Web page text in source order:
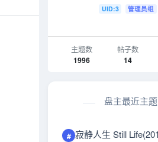
UID:3 管理员组
主题数
1996
帖子数
14
盘主最近主题
#